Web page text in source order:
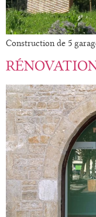
Construction de 5